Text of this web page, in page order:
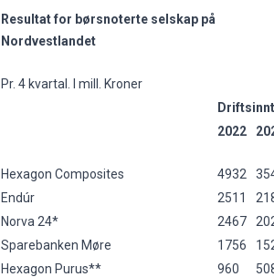
Resultat for børsnoterte selskap på
Nordvestlandet
Pr. 4 kvartal. I mill. Kroner
2022
Hexagon Composites 4932
Endúr
2511
Norva 24*
2467
Sparebanken Møre
1756
Hexagon Purus**
960